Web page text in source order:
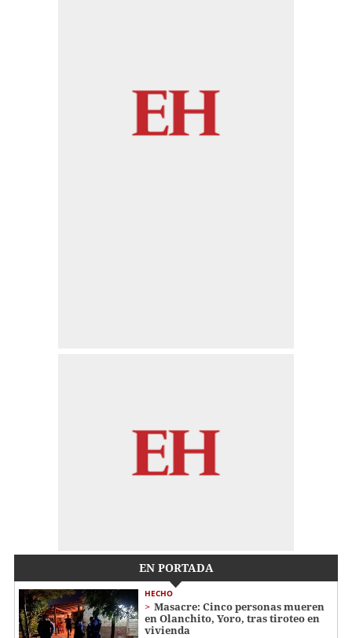
EN PORTADA
HECHO
Masacre: Cinco personas mueren
en Olanchito, Yoro, tras tiroteo en
vivienda